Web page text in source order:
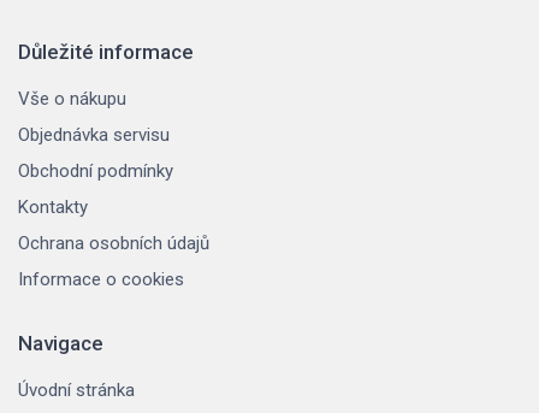
Důležité informace
Vše o nákupu
Objednávka servisu
Obchodní podmínky
Kontakty
Ochrana osobních údajů
Informace o cookies
Navigace
Úvodní stránka